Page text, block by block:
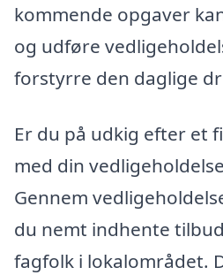
kommende opgaver
og udføre
forstyrre den daglige
Er du på udkig efter et
med din
Gennem
du nemt indhente
fagfolk i lokalområdet.